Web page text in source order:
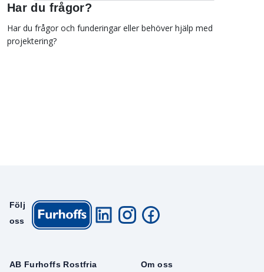
Har du frågor?
Har du frågor och funderingar eller behöver hjälp med
projektering?
AB Furhoffs Rostfria Om oss
Följ
oss